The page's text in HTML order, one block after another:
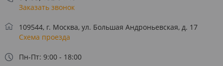
Заказать звонок
109544, г. Москва, ул. Большая Андроньевская, д. 17
Схема проезда
Пн-Пт: 9:00 - 18:00